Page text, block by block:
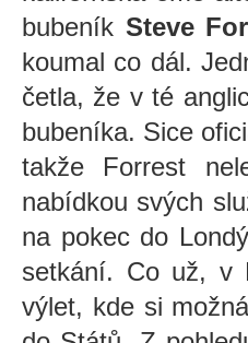
bubeník Steve
koumal co dál.
četla, že v té
bubeníka. Sice
takže Forrest
nabídkou svých
na pokec do
setkání. Co už, v
výlet, kde si